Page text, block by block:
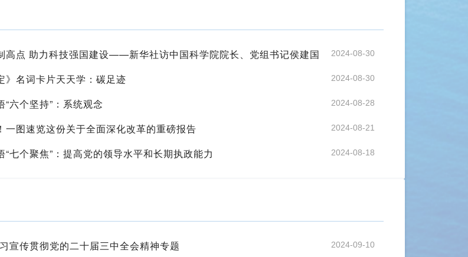
2024-08-30
高点 助力科技强国建设——新华社访中国科学院院长、党组书记侯建国
2024-08-30
》名词卡片天天学：碳足迹
2024-08-28
六个坚持”：系统观念
2024-08-21
一图速览这份关于全面深化改革的重磅报告
2024-08-18
“七个聚焦”：提高党的领导水平和长期执政能力
2024-09-10
宣传贯彻党的二十届三中全会精神专题